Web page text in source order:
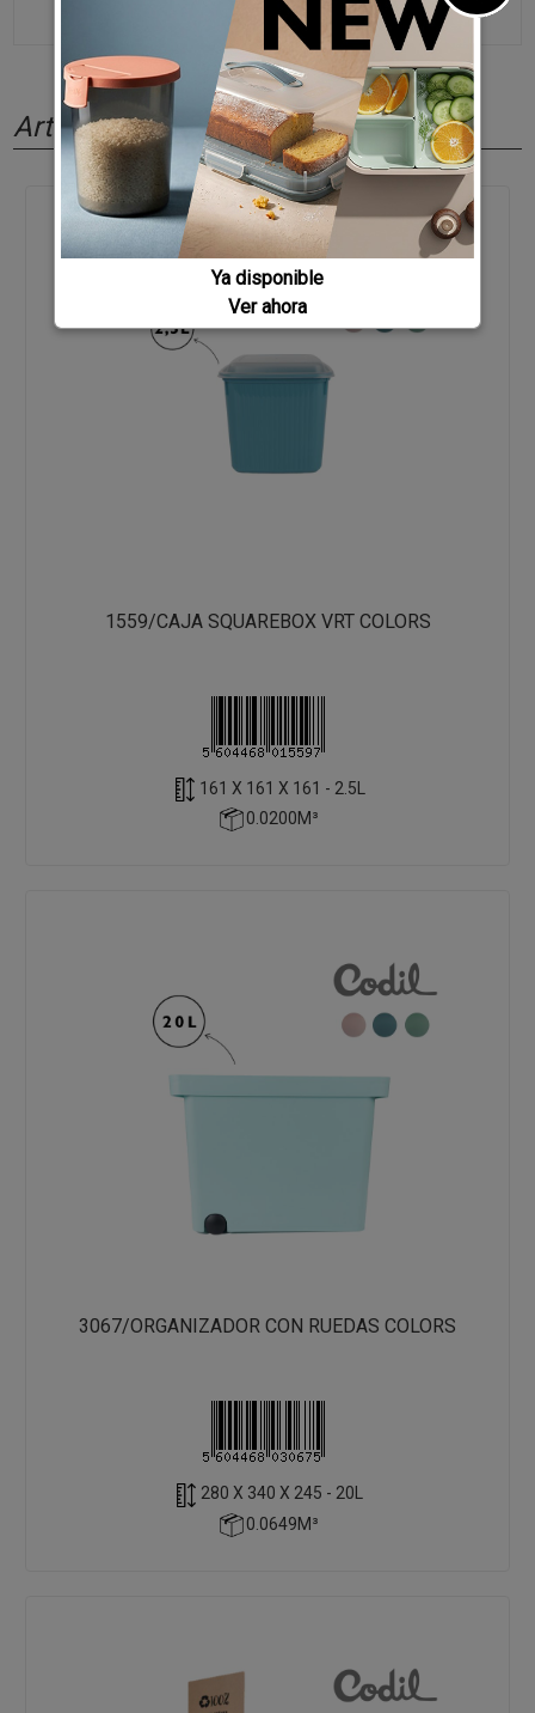
Artículos relacionados
1559/CAJA SQUAREBOX VRT COLORS
161 X 161 X 161 - 2.5L
0.0200M³
3067/ORGANIZADOR CON RUEDAS COLORS
280 X 340 X 245 - 20L
0.0649M³
Ya disponible
Ver ahora